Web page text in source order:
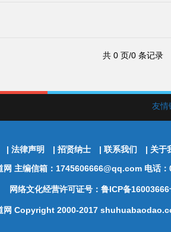
共 0 页/0 条记录
友
| 法律声明 | 招贤纳士 | 联系我们 | 关于
网 主编信箱：1745606666@qq.com 电话
网络文化经营许可证号：鲁ICP备
网 Copyright 2000-2017